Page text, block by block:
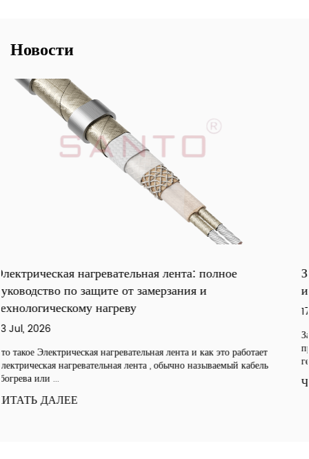
Новости
работает
кабель
Защита труб от замерзания:
и основное руководство
17 Jul, 2026
Защита труб от замерзания представляет собой
применение теплоизоляции, обогревательных
герметизации, которое предотвращает достижение